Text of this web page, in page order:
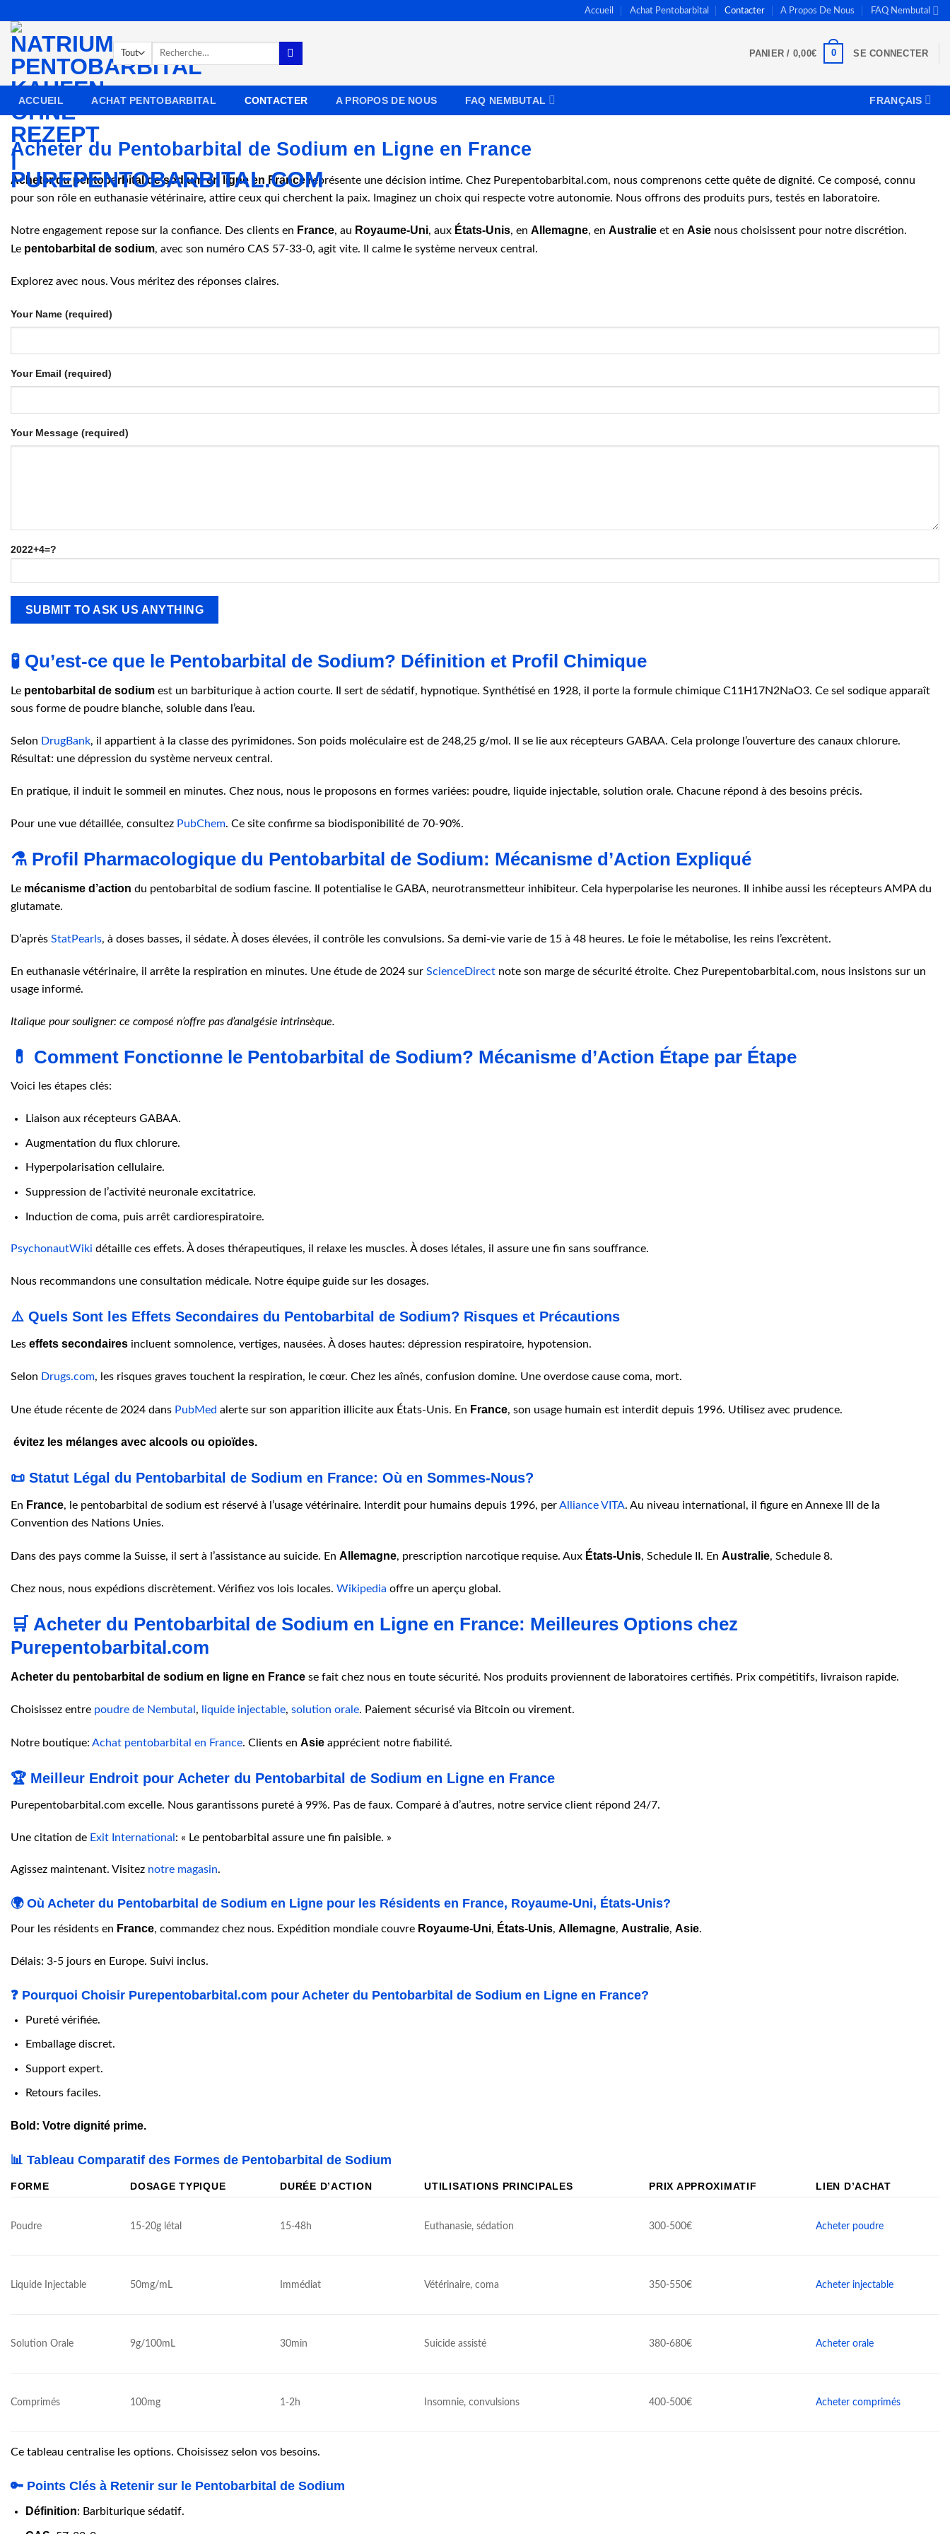
contenu
Accueil Achat Pentobarbital Contacter A Propos De Nous FAQ Nembutal
Recherche
PANIER / 0,00€ 0 SE CONNECTER
ACCUEIL ACHAT PENTOBARBITAL CONTACTER A PROPOS DE NOUS FAQ NEMBUTAL FRANÇAIS
Acheter du Pentobarbital de Sodium en Ligne en France
Acheter du pentobarbital de sodium en ligne en France représente une décision intime. Chez Purepentobarbital.com, nous comprenons cette quête de dignité. Ce composé, connu
pour son rôle en euthanasie vétérinaire, attire ceux qui cherchent la paix. Imaginez un choix qui respecte votre autonomie. Nous offrons des produits purs, testés en laboratoire.
Notre engagement repose sur la confiance. Des clients en France, au Royaume-Uni, aux États-Unis, en Allemagne, en Australie et en Asie nous choisissent pour notre discrétion.
Le pentobarbital de sodium, avec son numéro CAS 57-33-0, agit vite. Il calme le système nerveux central.
Explorez avec nous. Vous méritez des réponses claires.
Your Name (required)
Your Email (required)
Your Message (required)
2022+4=?
🧪 Qu’est-ce que le Pentobarbital de Sodium? Définition et Profil Chimique
Le pentobarbital de sodium est un barbiturique à action courte. Il sert de sédatif, hypnotique. Synthétisé en 1928, il porte la formule chimique C11H17N2NaO3. Ce sel sodique apparaît
sous forme de poudre blanche, soluble dans l’eau.
Selon DrugBank, il appartient à la classe des pyrimidones. Son poids moléculaire est de 248,25 g/mol. Il se lie aux récepteurs GABAA. Cela prolonge l’ouverture des canaux chlorure.
Résultat: une dépression du système nerveux central.
En pratique, il induit le sommeil en minutes. Chez nous, nous le proposons en formes variées: poudre, liquide injectable, solution orale. Chacune répond à des besoins précis.
Pour une vue détaillée, consultez PubChem. Ce site confirme sa biodisponibilité de 70-90%.
⚗️ Profil Pharmacologique du Pentobarbital de Sodium: Mécanisme d’Action Expliqué
Le mécanisme d’action du pentobarbital de sodium fascine. Il potentialise le GABA, neurotransmetteur inhibiteur. Cela hyperpolarise les neurones. Il inhibe aussi les récepteurs AMPA du
glutamate.
D’après StatPearls, à doses basses, il sédate. À doses élevées, il contrôle les convulsions. Sa demi-vie varie de 15 à 48 heures. Le foie le métabolise, les reins l’excrètent.
En euthanasie vétérinaire, il arrête la respiration en minutes. Une étude de 2024 sur ScienceDirect note son marge de sécurité étroite. Chez Purepentobarbital.com, nous insistons sur un
usage informé.
Italique pour souligner: ce composé n’offre pas d’analgésie intrinsèque.
💊 Comment Fonctionne le Pentobarbital de Sodium? Mécanisme d’Action Étape par Étape
Voici les étapes clés:
Liaison aux récepteurs GABAA.
Augmentation du flux chlorure.
Hyperpolarisation cellulaire.
Suppression de l’activité neuronale excitatrice.
Induction de coma, puis arrêt cardiorespiratoire.
PsychonautWiki détaille ces effets. À doses thérapeutiques, il relaxe les muscles. À doses létales, il assure une fin sans souffrance.
Nous recommandons une consultation médicale. Notre équipe guide sur les dosages.
⚠️ Quels Sont les Effets Secondaires du Pentobarbital de Sodium? Risques et Précautions
Les effets secondaires incluent somnolence, vertiges, nausées. À doses hautes: dépression respiratoire, hypotension.
Selon Drugs.com, les risques graves touchent la respiration, le cœur. Chez les aînés, confusion domine. Une overdose cause coma, mort.
Une étude récente de 2024 dans PubMed alerte sur son apparition illicite aux États-Unis. En France, son usage humain est interdit depuis 1996. Utilisez avec prudence.
évitez les mélanges avec alcools ou opioïdes.
📜 Statut Légal du Pentobarbital de Sodium en France: Où en Sommes-Nous?
En France, le pentobarbital de sodium est réservé à l’usage vétérinaire. Interdit pour humains depuis 1996, perAlliance VITA. Au niveau international, il figure en Annexe III de la
Convention des Nations Unies.
Dans des pays comme la Suisse, il sert à l’assistance au suicide. En Allemagne, prescription narcotique requise. Aux États-Unis, Schedule II. En Australie, Schedule 8.
Chez nous, nous expédions discrètement. Vérifiez vos lois locales. Wikipedia offre un aperçu global.
🛒 Acheter du Pentobarbital de Sodium en Ligne en France: Meilleures Options chez
Purepentobarbital.com
Acheter du pentobarbital de sodium en ligne en France se fait chez nous en toute sécurité. Nos produits proviennent de laboratoires certifiés. Prix compétitifs, livraison rapide.
Choisissez entre poudre de Nembutal , liquide injectable, solution orale. Paiement sécurisé via Bitcoin ou virement.
Notre boutique: Achat pentobarbital en France. Clients en Asie apprécient notre fiabilité.
🏆 Meilleur Endroit pour Acheter du Pentobarbital de Sodium en Ligne en France
Purepentobarbital.com excelle. Nous garantissons pureté à 99%. Pas de faux. Comparé à d’autres, notre service client répond 24/7.
Une citation de Exit International: « Le pentobarbital assure une fin paisible. »
Agissez maintenant. Visitez notre magasin.
🌍 Où Acheter du Pentobarbital de Sodium en Ligne pour les Résidents en France, Royaume-Uni, États-Unis?
Pour les résidents en France, commandez chez nous. Expédition mondiale couvre Royaume-Uni, États-Unis, Allemagne, Australie, Asie.
Délais: 3-5 jours en Europe. Suivi inclus.
❓ Pourquoi Choisir Purepentobarbital.com pour Acheter du Pentobarbital de Sodium en Ligne en France?
Pureté vérifiée.
Emballage discret.
Support expert.
Retours faciles.
Bold: Votre dignité prime.
📊 Tableau Comparatif des Formes de Pentobarbital de Sodium
FORME DOSAGE TYPIQUE DURÉE D’ACTION UTILISATIONS PRINCIPALES PRIX APPROXIMATIF LIEN D’ACHAT
Poudre 15-20g létal 15-48h Euthanasie, sédation 300-500€ Acheter poudre
Liquide Injectable 50mg/mL Immédiat Vétérinaire, coma 350-550€ Acheter injectable
Solution Orale 9g/100mL 30min Suicide assisté 380-680€ Acheter orale
Comprimés 100mg 1-2h Insomnie, convulsions 400-500€ Acheter comprimés
Ce tableau centralise les options. Choisissez selon vos besoins.
🔑 Points Clés à Retenir sur le Pentobarbital de Sodium
Définition: Barbiturique sédatif.